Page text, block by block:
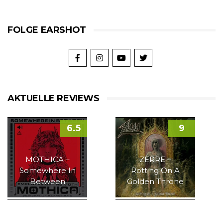
FOLGE EARSHOT
AKTUELLE REVIEWS
MOTHICA –
Somewhere In
Between
6.5
ZERRE –
Rotting On A
Golden Throne
9